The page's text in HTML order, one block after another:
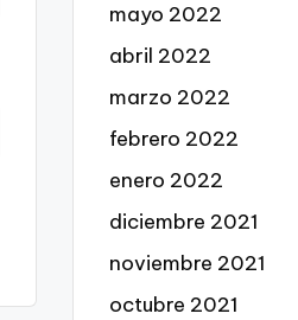
mayo 2022
abril 2022
marzo 2022
febrero 2022
enero 2022
diciembre 2021
noviembre 2021
octubre 2021